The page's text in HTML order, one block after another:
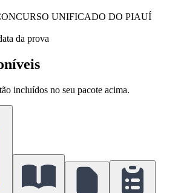
UNIFICADO DO PIAUÍ
da prova
incluídos no seu pacote acima.